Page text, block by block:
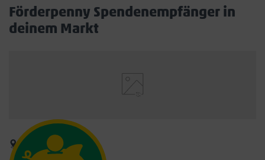
Förderpenny Spendenempfänger in
deinem Markt